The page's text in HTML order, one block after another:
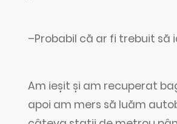
–Probabil că ar fi trebuit să
Am ieșit și am recuperat
apoi am mers să luăm